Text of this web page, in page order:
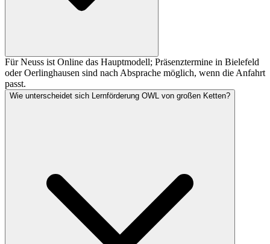
Für Neuss ist Online das Hauptmodell; Präsenztermine in Bielefeld
oder Oerlinghausen sind nach Absprache möglich, wenn die Anfahrt
passt.
Wie unterscheidet sich Lernförderung OWL von großen Ketten?